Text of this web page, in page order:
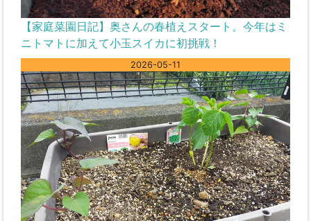
【家庭菜園日記】奥さんの春植えスタート。今年はミ
ニトマトに加えて小玉スイカに初挑戦！
2026-05-11